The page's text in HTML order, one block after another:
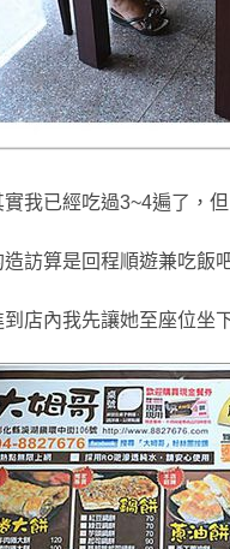
實我已經吃過3~4遍了 ，
造訪算是回程順遊兼吃飯
到店內我先讓她至座位